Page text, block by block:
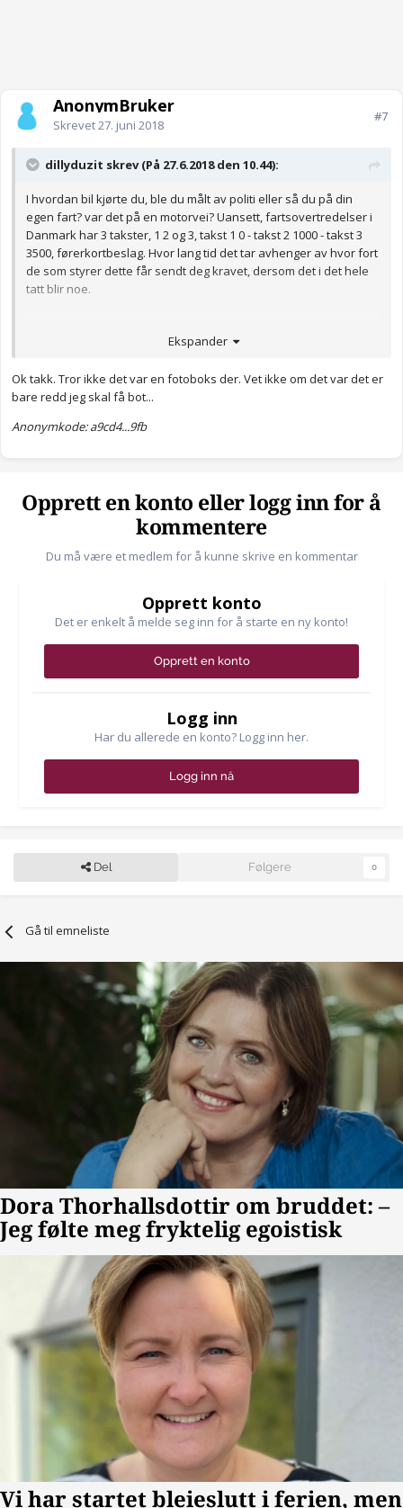
AnonymBruker
Skrevet27. juni 2018
#7
dillyduzit skrev (På 27.6.2018 den 10.44):
I hvordan bil kjørte du, ble du målt av politi eller så du på din
egen fart? var det på en motorvei? Uansett, fartsovertredelser i
Danmark har 3 takster, 1 2 og 3, takst 1 0 - takst 2 1000 - takst 3
3500, førerkortbeslag. Hvor lang tid det tar avhenger av hvor fort
de som styrer dette får sendt deg kravet, dersom det i det hele
tatt blir noe.
132 km/t
1000 kr
161 km/t
3500 kr
https://www.sismo.no/no/pub/kravtyper/boter/bot-i-utenlandsk-
sak
Ekspander
Ok takk. Tror ikke det var en fotoboks der. Vet ikke om det var det er
bare redd jeg skal få bot...
Anonymkode: a9cd4...9fb
Opprett en konto eller logg inn for å
kommentere
Du må være et medlem for å kunne skrive en kommentar
Opprett konto
Det er enkelt å melde seg inn for å starte en ny konto!
Opprett en konto
Logg inn
Har du allerede en konto? Logg inn her.
Logg inn nå
Del Følgere 0
Gå til emneliste